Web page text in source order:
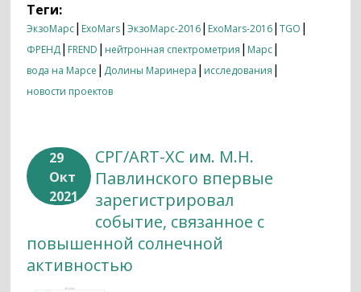
гигантский ледник
Теги:
ЭкзоМарс| ExoMars|ЭкзоМарс-2016| ExoMars-2016|TGO |
ФРЕНД| FREND | нейтронная спектрометрия | Марс|
вода на Марсе | Долины Маринера | исследования |
новости проектов
29
Окт
2021
СРГ/ART-XC им. М.Н.
Павлинского впервые
зарегистрировал
событие, связанное с
повышенной солнечной
активностью